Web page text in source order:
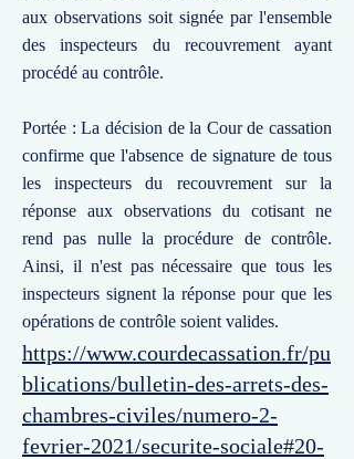
aux observations soit signée par l'ensemble
des inspecteurs du recouvrement ayant
procédé au contrôle.
Portée : La décision de la Cour de cassation
confirme que l'absence de signature de tous
les inspecteurs du recouvrement sur la
réponse aux observations du cotisant ne
rend pas nulle la procédure de contrôle.
Ainsi, il n'est pas nécessaire que tous les
inspecteurs signent la réponse pour que les
opérations de contrôle soient valides.
https://www.courdecassation.fr/pu
blications/bulletin-des-arrets-des-
chambres-civiles/numero-2-
fevrier-2021/securite-sociale#20-